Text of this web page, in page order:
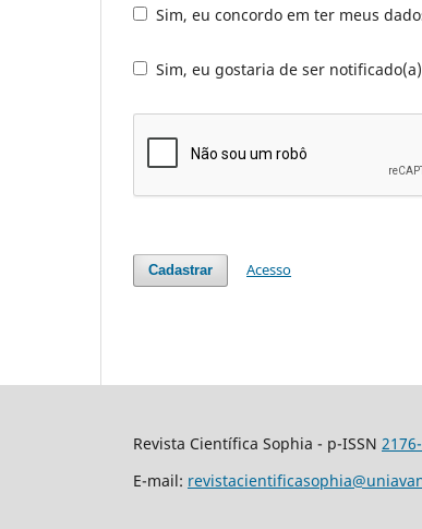
Sim, eu concordo em ter meus
Sim, eu gostaria de ser
Cadastrar Acesso
Revista Científica Sophia - p-ISSN
E-mail: